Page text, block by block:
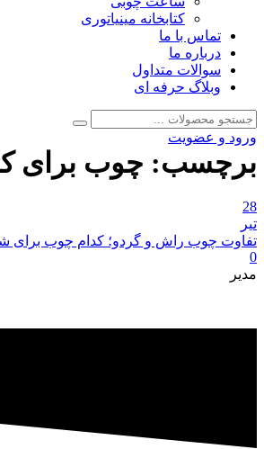
کتابخانه مینیاتوری
تماس با ما
درباره ما
سوالات متداول
وبلاگ حرفه ای
جستجو
برای:
جستجو
ورود و عضویت
برچسب: چوب برای
28
تیر
تفاوت چوب راش و گردو؛ کدام چوب برای
0
مدیر